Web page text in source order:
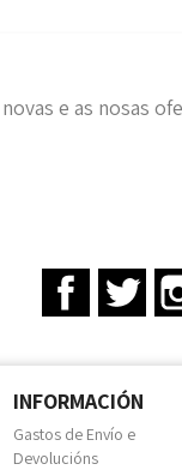
e as nosas
Facebook
INFORMACIÓN
Gastos de Envío e
Devolucións